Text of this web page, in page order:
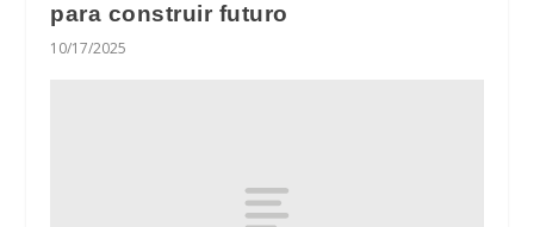
para construir futuro
10/17/2025